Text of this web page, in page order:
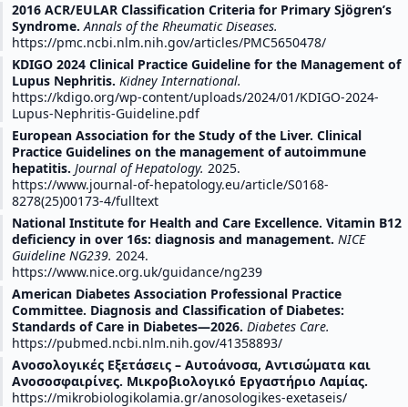
2016 ACR/EULAR Classification Criteria for Primary Sjögren’s
Syndrome. Annals of the Rheumatic Diseases.
https://pmc.ncbi.nlm.nih.gov/articles/PMC5650478/
KDIGO 2024 Clinical Practice Guideline for the Management of
Lupus Nephritis. Kidney International.
https://kdigo.org/wp-content/uploads/2024/01/KDIGO-2024-
Lupus-Nephritis-Guideline.pdf
European Association for the Study of the Liver. Clinical
Practice Guidelines on the management of autoimmune
hepatitis. Journal of Hepatology. 2025.
https://www.journal-of-hepatology.eu/article/S0168-
8278(25)00173-4/fulltext
National Institute for Health and Care Excellence. Vitamin B12
deficiency in over 16s: diagnosis and management. NICE
Guideline NG239. 2024.
https://www.nice.org.uk/guidance/ng239
American Diabetes Association Professional Practice
Committee. Diagnosis and Classification of Diabetes:
Standards of Care in Diabetes—2026. Diabetes Care.
https://pubmed.ncbi.nlm.nih.gov/41358893/
Ανοσολογικές Εξετάσεις – Αυτοάνοσα, Αντισώματα και
Ανοσοσφαιρίνες. Μικροβιολογικό Εργαστήριο Λαμίας.
https://mikrobiologikolamia.gr/anosologikes-exetaseis/